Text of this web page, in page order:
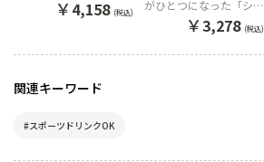
￥4,158 (税込)
がひとつになった「シー
ムレスせん」を搭載。小
さなバッグにちょうどい
￥3,278 (税込)
関連キーワード
#スポーツドリンクOK